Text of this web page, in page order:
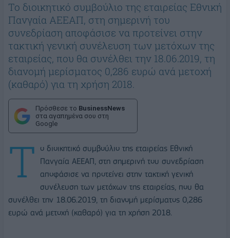
Το διοικητικό συμβούλιο της εταιρείας Εθνική
Πανγαία ΑΕΕΑΠ, στη σημερινή του
συνεδρίαση αποφάσισε να προτείνει στην
τακτική γενική συνέλευση των μετόχων της
εταιρείας, που θα συνέλθει την 18.06.2019, τη
διανομή μερίσματος 0,286 ευρώ ανά μετοχή
(καθαρό) για τη χρήση 2018.
Πρόσθεσε το BusinessNews
στα αγαπημένα σου στη
Google
Τ
ο διοικητικό συμβούλιο της εταιρείας Εθνική
Πανγαία ΑΕΕΑΠ, στη σημερινή του συνεδρίαση
αποφάσισε να προτείνει στην τακτική γενική
συνέλευση των μετόχων της εταιρείας, που θα
συνέλθει την 18.06.2019, τη διανομή μερίσματος 0,286
ευρώ ανά μετοχή (καθαρό) για τη χρήση 2018.